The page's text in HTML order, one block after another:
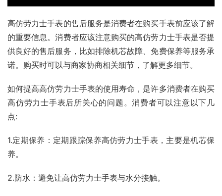
高仿劳力士手表的售后服务是消费者在购买手表前应该了解
的重要信息。消费者应该注意购买的高仿劳力士手表是否提
供良好的售后服务，比如排除机芯故障、免费保养等服务承
诺。购买时可以与商家协商相关细节，了解更多细节。
如何提高高仿劳力士手表的使用寿命，是许多消费者在购买
高仿劳力士手表后所关心的问题。消费者可以注意以下几
点:
1.定期保养：定期跟踪保养高仿劳力士手表，主要是机芯保
养。
2.防水：避免让高仿劳力士手表与水分接触。